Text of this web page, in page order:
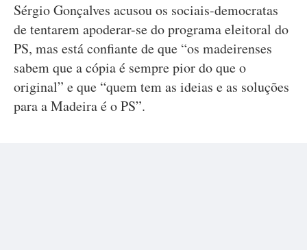
Sérgio Gonçalves acusou os sociais-democratas
de tentarem apoderar-se do programa eleitoral do
PS, mas está confiante de que “os madeirenses
sabem que a cópia é sempre pior do que o
original” e que “quem tem as ideias e as soluções
para a Madeira é o PS”.